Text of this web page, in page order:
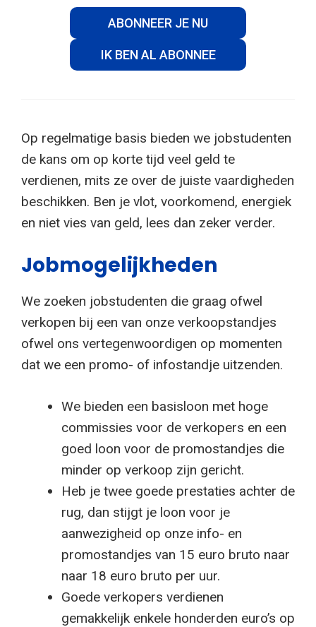
ABONNEER JE NU
IK BEN AL ABONNEE
Op regelmatige basis bieden we jobstudenten
de kans om op korte tijd veel geld te
verdienen, mits ze over de juiste vaardigheden
beschikken. Ben je vlot, voorkomend, energiek
en niet vies van geld, lees dan zeker verder.
Jobmogelijkheden
We zoeken jobstudenten die graag ofwel
verkopen bij een van onze verkoopstandjes
ofwel ons vertegenwoordigen op momenten
dat we een promo- of infostandje uitzenden.
We bieden een basisloon met hoge
commissies voor de verkopers en een
goed loon voor de promostandjes die
minder op verkoop zijn gericht.
Heb je twee goede prestaties achter de
rug, dan stijgt je loon voor je
aanwezigheid op onze info- en
promostandjes van 15 euro bruto naar
naar 18 euro bruto per uur.
Goede verkopers verdienen
gemakkelijk enkele honderden euro’s op